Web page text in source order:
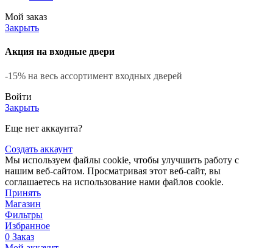
Мой заказ
Закрыть
Акция на входные двери
-15% на весь ассортимент входных дверей
Войти
Закрыть
Еще нет аккаунта?
Создать аккаунт
Мы используем файлы cookie, чтобы улучшить работу с
нашим веб-сайтом. Просматривая этот веб-сайт, вы
соглашаетесь на использование нами файлов cookie.
Принять
Магазин
Фильтры
Избранное
0 Заказ